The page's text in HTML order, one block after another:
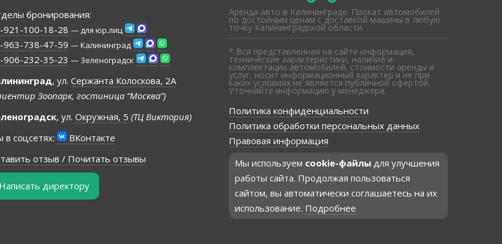
бронирования:
921-100-18-28 — для юр.лиц
963-738-47-59 — Калининград
906-232-35-23 — Зеленоградск
, ул. Сержанта Колоскова, 2А
Зоопарк, гостиница “Москва”)
, ул. Окружная, 5 (ТЦ Виктория)
в соцсетях:
ВКонтакте
отзыв / Почитать отзывы
Написать директору
Аренда авто в Калининграде. Прокат автомобилей
по достойным ценам с доставкой машины в любую
точку Калининградской области.
* Вся представленная на сайте информация,
технические характеристики, наличие и
комплектации автомобилей, стоимости аренды и
услуг, носит информационный характер и не при
каких условиях не является публичной офертой.
Уточняйте информацию у менеджера.
Политика конфиденциальности
Политика обработки персональных данных
Правовая информация
Мы используем cookie-файлы для улучшения
работы сайта. Продолжая пользоваться
сайтом, вы автоматически соглашаетесь на их
использование. Подробнее